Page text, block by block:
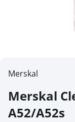
Merskal
Merskal
A52/A52s